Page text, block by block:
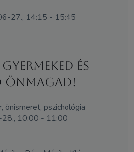
27., 14:15 - 15:45
és
önmagad!
önismeret, pszichológia
10:00 - 11:00